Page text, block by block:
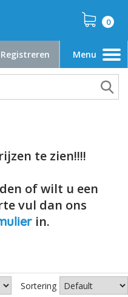
0
Registreren
Toggle
navigation
Menu
te zien!!!!
of wilt u een
vul dan ons
in.
Sortering